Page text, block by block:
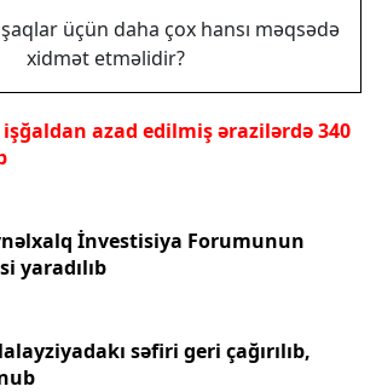
üçün daha çox hansı məqsədə
xidmət etməlidir?
azad edilmiş ərazilərdə 340
İnvestisiya Forumunun
yaradılıb
səfiri geri çağırılıb,